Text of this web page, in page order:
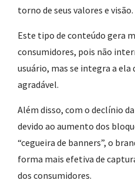
torno de seus valores e visão.
Este tipo de conteúdo gera
consumidores, pois não
usuário, mas se integra a
agradável.
Além disso, com o declínio
devido ao aumento dos
“cegueira de banners”, o
forma mais efetiva de
dos consumidores.